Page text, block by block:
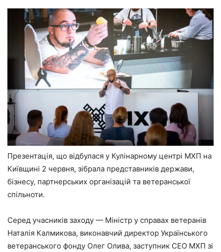
Презентація, що відбулася у Кулінарному центрі МХП на
Київщині 2 червня, зібрала представників держави,
бізнесу, партнерських організацій та ветеранської
спільноти.
Серед учасників заходу — Міністр у справах ветеранів
Наталія Калмикова, виконавчий директор Українського
ветеранського фонду Олег Олива, заступник СЕО МХП зі